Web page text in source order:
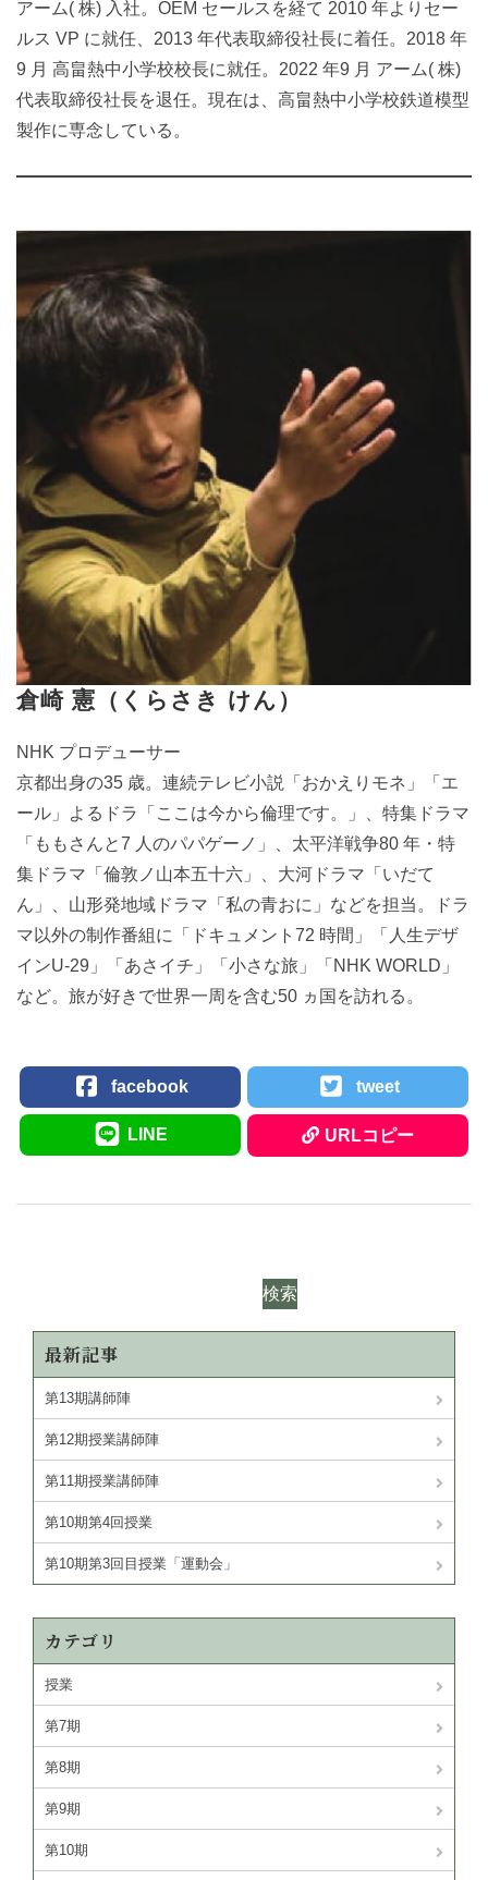
アーム( 株) 入社。OEM セールスを経て 2010 年よりセー
ルス VP に就任、2013 年代表取締役社長に着任。2018 年
9 月 高畠熱中小学校校長に就任。2022 年9 月 アーム( 株)
代表取締役社長を退任。現在は、高畠熱中小学校鉄道模型
製作に専念している。
倉崎 憲（くらさき けん）
NHK プロデューサー
京都出身の35 歳。連続テレビ小説「おかえりモネ」「エ
ール」よるドラ「ここは今から倫理です。」、特集ドラマ
「ももさんと7 人のパパゲーノ」、太平洋戦争80 年・特
集ドラマ「倫敦ノ山本五十六」、大河ドラマ「いだて
ん」、山形発地域ドラマ「私の青おに」などを担当。ドラ
マ以外の制作番組に「ドキュメント72 時間」「人生デザ
インU-29」「あさイチ」「小さな旅」「NHK WORLD」
など。旅が好きで世界一周を含む50 ヵ国を訪れる。
facebook tweet
LINE URLコピー
検索
最新記事
第13期講師陣
第12期授業講師陣
第11期授業講師陣
第10期第4回授業
第10期第3回目授業「運動会」
カテゴリ
授業
第7期
第8期
第9期
第10期